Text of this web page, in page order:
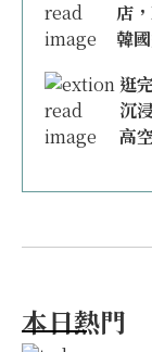
店
韓
逛
沉
高
本日熱門